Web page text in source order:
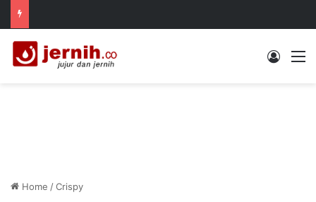
Log In
Home /Crispy